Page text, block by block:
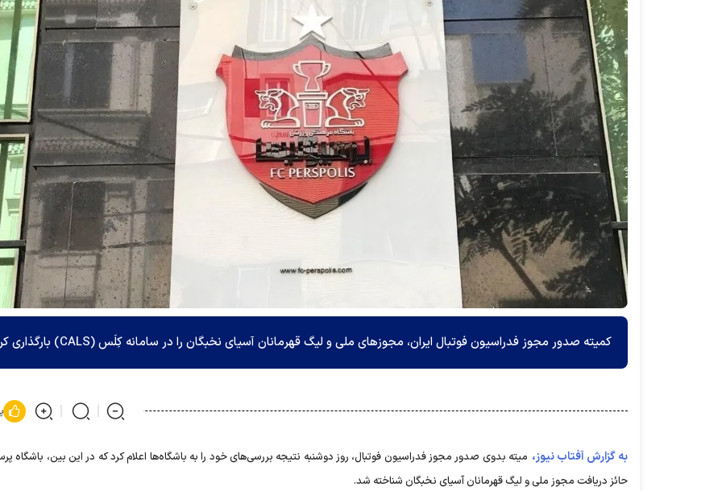
کمیته صدور مجوز فدراسیون فوتبال ایران، مجوز‌های ملی و لیگ قهرمانان آسیای نخبگان را در سامانه کِلَس (CALS) بارگذاری کرد.
به گزارش آفتاب نیوز، میته بدوی صدور مجوز فدراسیون فوتبال، روز دوشنبه نتیجه بررسی‌های خود را به باشگاه‌ها اعلام کرد که در این بین، باشگاه
حائز دریافت مجوز ملی و لیگ قهرمانان آسیای نخبگان شناخته شد.